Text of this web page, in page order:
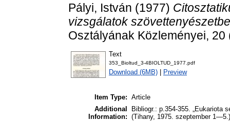
Pályi, István (1977)
vizsgálatok
Osztályának Közleményei,
Text
353_Bioltud_3-4BIOLTUD_1977.pdf
Download (6MB) Preview
Item Type: Article
Additional
Information:
Bibliogr.: p.354-355. „Eukariota
(Tihany, 1975. szeptember 1—5.)